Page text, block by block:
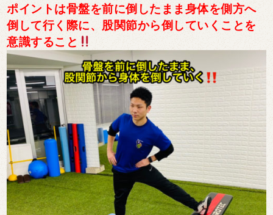
ポイントは骨盤を前に倒したまま身体を側方へ
倒して行く際に、股関節から倒していくことを
意識すること